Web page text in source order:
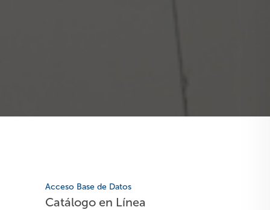
Acceso Base de Datos
Catálogo en Línea